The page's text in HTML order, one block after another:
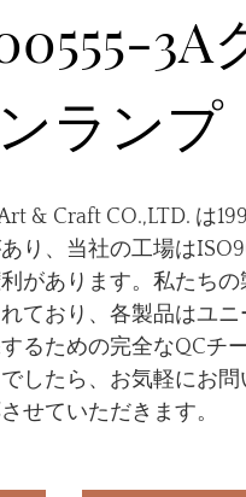
3A
ランプ
& Craft CO.,LTD. は
り、当社の工場は
があります。私たち
ており、各製品はユ
るための完全なQCチ
したら、お気軽にお
せていただきます。